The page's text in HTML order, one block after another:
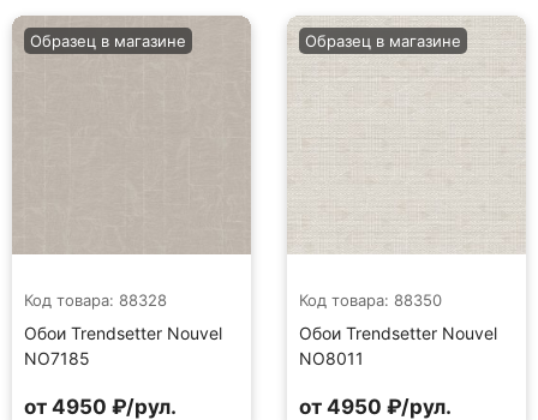
Код товара: 88328
Обои Trendsetter Nouvel
NO7185
Образец в магазине
от 4950 ₽/рул.
Код товара: 88350
Обои Trendsetter Nouvel
NO8011
Образец в магазине
от 4950 ₽/рул.